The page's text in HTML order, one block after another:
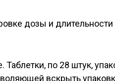
дозы и
Таблетки, по 28 штук,
вскрыть